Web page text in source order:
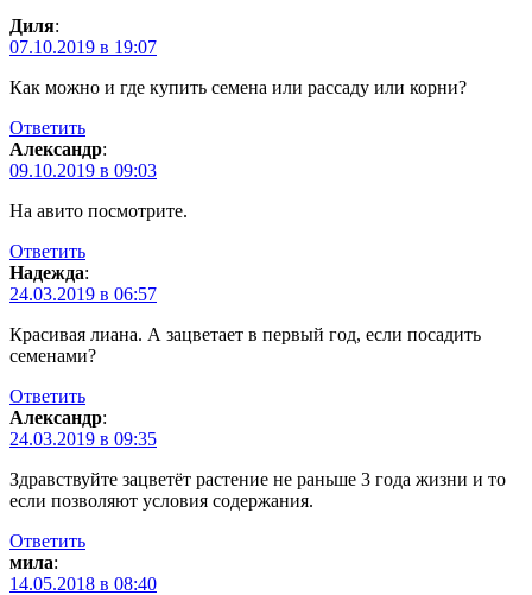
Диля:
07.10.2019 в 19:07
Как можно и где купить семена или рассаду или корни?
Ответить
Александр:
09.10.2019 в 09:03
На авито посмотрите.
Ответить
Надежда:
24.03.2019 в 06:57
Красивая лиана. А зацветает в первый год, если посадить
семенами?
Ответить
Александр:
24.03.2019 в 09:35
Здравствуйте зацветёт растение не раньше 3 года жизни и то
если позволяют условия содержания.
Ответить
мила:
14.05.2018 в 08:40